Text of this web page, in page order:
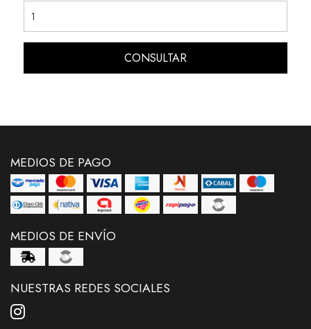
CONSULTAR
MEDIOS DE PAGO
MEDIOS DE ENVÍO
NUESTRAS REDES SOCIALES